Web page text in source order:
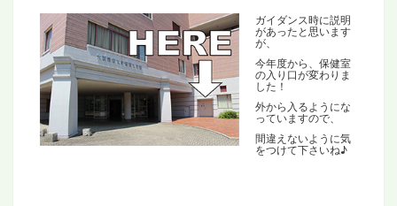
ガイダンス時に説明
があったと思います
が、
今年度から、保健室
の入り口が変わりま
した！
外から入るようにな
っていますので、
間違えないように気
をつけて下さいね♪